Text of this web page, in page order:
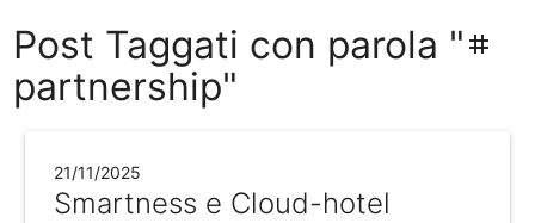
Post Taggati con parola " tag
partnership"
21/11/2025
Smartness e Cloud-hotel